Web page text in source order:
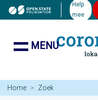
Help
mee
MENU
Home Zoek